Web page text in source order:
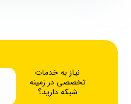
نیاز به خدمات
تخصصی در زمینه
شبکه دارید؟